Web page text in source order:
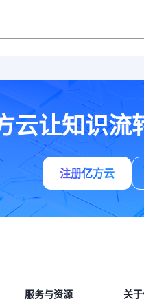
云让知识流
注册亿方云
服务与资源 关